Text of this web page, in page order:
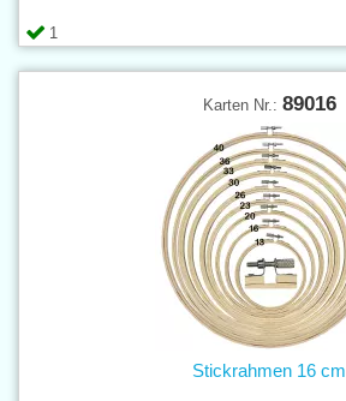
1
Karten Nr.: 89016
Stickrahmen 16 cm